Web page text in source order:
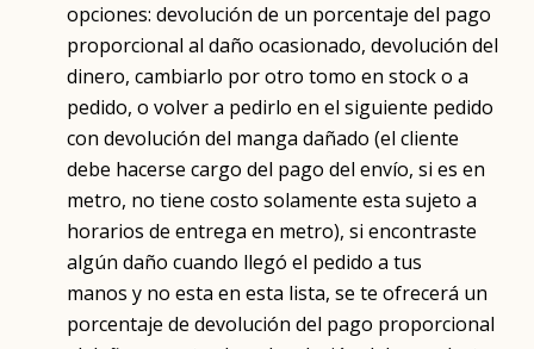
opciones: devolución de un porcentaje del pago
proporcional al daño ocasionado, devolución del
dinero, cambiarlo por otro tomo en stock o a
pedido, o volver a pedirlo en el siguiente pedido
con devolución del manga dañado (el cliente
debe hacerse cargo del pago del envío, si es en
metro, no tiene costo solamente esta sujeto a
horarios de entrega en metro), si encontraste
algún daño cuando llegó el pedido a tus
manos y no esta en esta lista, se te ofrecerá un
porcentaje de devolución del pago proporcional